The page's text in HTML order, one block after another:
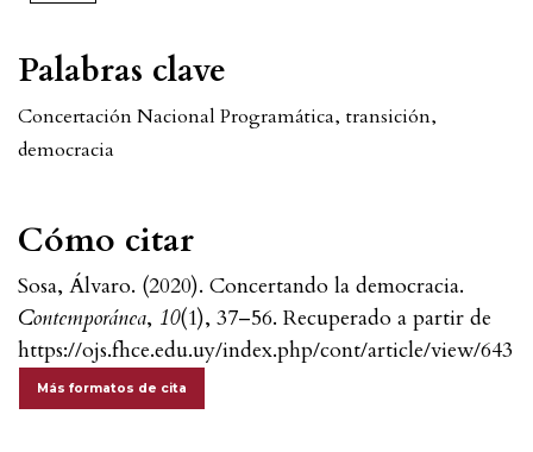
Palabras clave
Concertación Nacional Programática, transición,
democracia
Cómo citar
Sosa, Álvaro. (2020). Concertando la democracia.
Contemporánea, 10(1), 37–56. Recuperado a partir de
https://ojs.fhce.edu.uy/index.php/cont/article/view/643
Más formatos de cita